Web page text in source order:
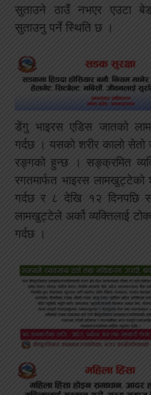
सुताउने ठाउँ नभएर एउटा
सुताउनु पर्ने स्थिति छ ।
डेंगु भाइरस एडिस जातको
गर्दछ । यसको शरीर कालो
रङ्गको हुन्छ । सङ्क्रमित
रगतमार्फत भाइरस लामखुट्टेको
गर्दछ र ८ देखि १२ दिनपछि
लामखुट्टेले अर्को व्यक्तिलाई
गर्दछ ।